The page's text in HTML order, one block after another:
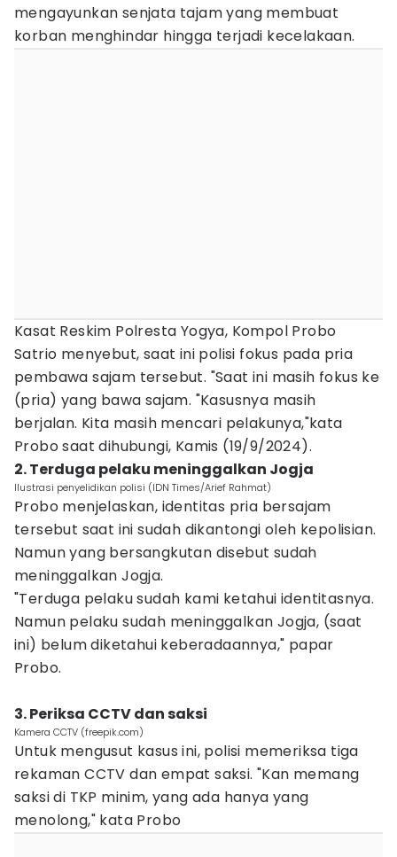
mengayunkan senjata tajam yang membuat
korban menghindar hingga terjadi kecelakaan.
Kasat Reskim Polresta Yogya, Kompol Probo
Satrio menyebut, saat ini polisi fokus pada pria
pembawa sajam tersebut. "Saat ini masih fokus ke
(pria) yang bawa sajam. "Kasusnya masih
berjalan. Kita masih mencari pelakunya,"kata
Probo saat dihubungi, Kamis (19/9/2024).
2. Terduga pelaku meninggalkan Jogja
Ilustrasi penyelidikan polisi (IDN Times/Arief Rahmat)
Probo menjelaskan, identitas pria bersajam
tersebut saat ini sudah dikantongi oleh kepolisian.
Namun yang bersangkutan disebut sudah
meninggalkan Jogja.
"Terduga pelaku sudah kami ketahui identitasnya.
Namun pelaku sudah meninggalkan Jogja, (saat
ini) belum diketahui keberadaannya," papar
Probo.
3. Periksa CCTV dan saksi
Kamera CCTV (freepik.com)
Untuk mengusut kasus ini, polisi memeriksa tiga
rekaman CCTV dan empat saksi. "Kan memang
saksi di TKP minim, yang ada hanya yang
menolong," kata Probo